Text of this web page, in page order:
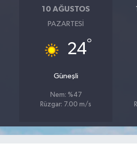
10 AĞUSTOS
PAZARTESI
24°
Güneşli
Nem: %47
Rüzgar: 7.00 m/s